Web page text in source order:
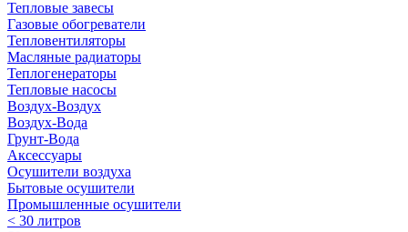
Тепловые завесы
Газовые обогреватели
Тепловентиляторы
Масляные радиаторы
Теплогенераторы
Тепловые насосы
Воздух-Воздух
Воздух-Вода
Грунт-Вода
Аксессуары
Осушители воздуха
Бытовые осушители
Промышленные осушители
< 30 литров